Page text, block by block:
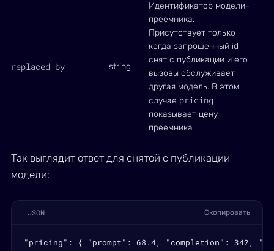
replaced_by string
Идентификатор модели-
преемника.
Присутствует только
когда запрошенный id
снят с публикации и его
вызовы обслуживает
другая модель. В этом
случае pricing
показывает цену
преемника
Так выглядит ответ для снятой с публикации
модели:
JSON Скопировать
"pricing": { "prompt": 68.4, "completion": 342,